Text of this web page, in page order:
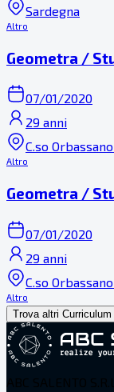
Sardegna
Altro
Geometra /
07/01/2020
29 anni
C.so
Altro
Geometra /
07/01/2020
29 anni
C.so
Altro
Trova altri Curriculum